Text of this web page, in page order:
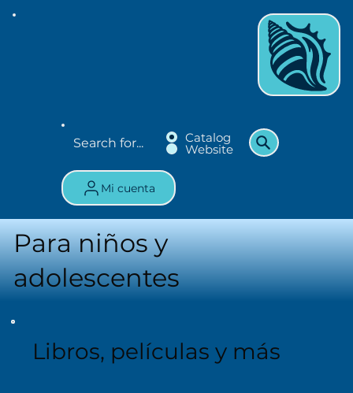
Catalog
Website
Mi cuenta
Para niños y
adolescentes
Libros, películas y más